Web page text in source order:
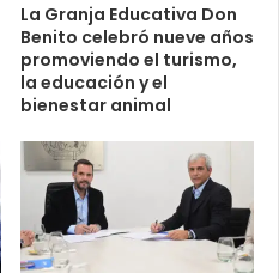
La Granja Educativa Don
Benito celebró nueve años
promoviendo el turismo,
la educación y el
bienestar animal